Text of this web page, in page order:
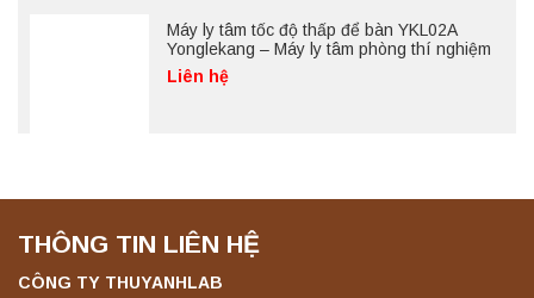
Máy ly tâm tốc độ thấp để bàn YKL02A
Yonglekang – Máy ly tâm phòng thí nghiệm
Liên hệ
THÔNG TIN LIÊN HỆ
CÔNG TY THUYANHLAB